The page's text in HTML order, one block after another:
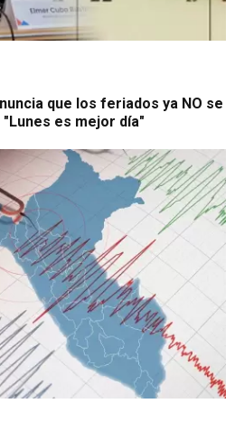
que los feriados ya NO se
es mejor día"